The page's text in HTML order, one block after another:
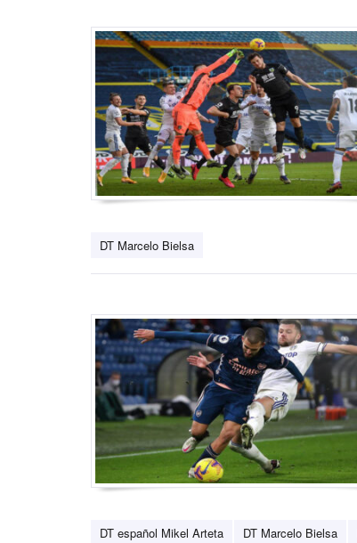
DT Marcelo Bielsa
DT español Mikel Arteta DT Marcelo Bielsa